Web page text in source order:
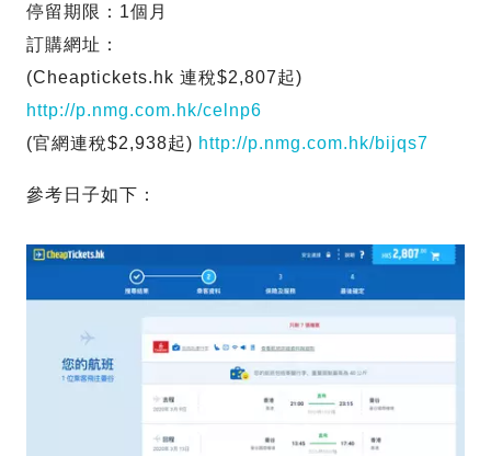
停留期限：1個月
訂購網址：
(Cheaptickets.hk 連稅$2,807起)
http://p.nmg.com.hk/celnp6
(官網連稅$2,938起) http://p.nmg.com.hk/bijqs7
參考日子如下：